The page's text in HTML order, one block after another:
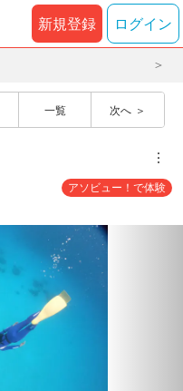
新規登録 ログイン
一覧 次へ
︙
アソビュー！で体験